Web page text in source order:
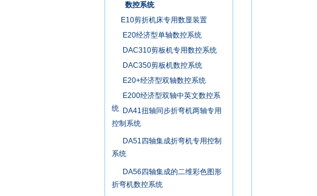
数控系统
E10剪折机床专用数显装置
E20经济型单轴数控系统
DAC310剪板机专用数控系统
DAC350剪板机数控系统
E20+经济型双轴数控系统
E200经济型双轴中英文数控系
统
DA41扭轴同步折弯机两轴专用
控制系统
DA51四轴集成折弯机专用控制
系统
DA56四轴集成的二维彩色图形
折弯机数控系统